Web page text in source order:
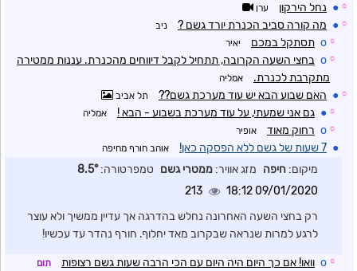
☼
● נחל הירקון ערן
☼
● מה קורה סביב הכנרת יורד גשם ? ניב
☼
o תסתקל במכם יאיר
☼
o בחצי השעה הקרובה, תתחיל לקבל דיווחים מהכנרת. עננות ממטירה
מתקרבת לכנרת.
אמליה
☼
● האם שבוע הבא יש עוד מערכת גשם?? תל אביב
☼
● גם אני שמעתי, על עוד מערכת בשבוע - הבא ! אמליה
☼
o רחוק מאוד אופיר
● 7 שעות של גשם ללא הפסקה כאן! אוהב חורף מחיפה
מיקום: חיפה מזג אוויר: ממטרי גשם טמפרטורה:8.5°
09/01/2020 18:12
213
רק בחצי השעה האחרונה נחלש בהדרגה אך עדיין ממשיך ולא עוצר
לרגע למרות שנראה שבקרוב מאד יחלוף. חורף נהדר עד עכשיו!
☼
o וואו! אם כך היום היה היום עם הכי הרבה שעות גשם רצופות תום